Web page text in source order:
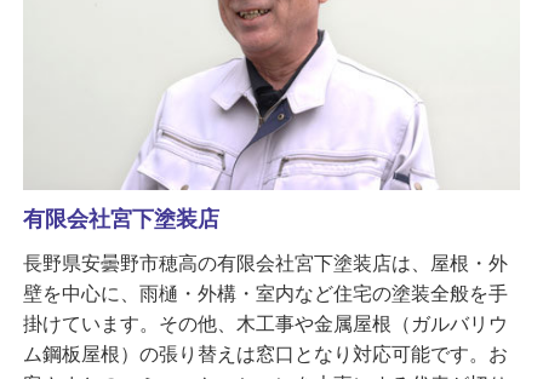
有限会社宮下塗装店
長野県安曇野市穂高の有限会社宮下塗装店は、屋根・外
壁を中心に、雨樋・外構・室内など住宅の塗装全般を手
掛けています。その他、木工事や金属屋根（ガルバリウ
ム鋼板屋根）の張り替えは窓口となり対応可能です。お